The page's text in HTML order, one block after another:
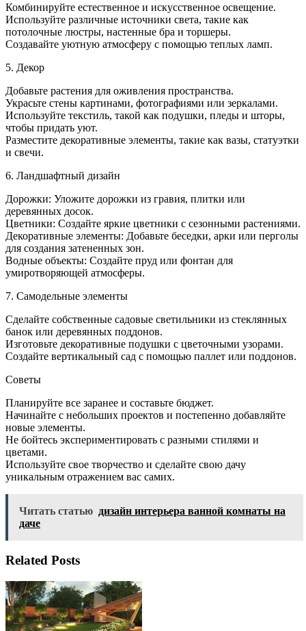
Комбинируйте естественное и искусственное освещение.
Используйте различные источники света, такие как
потолочные люстры, настенные бра и торшеры.
Создавайте уютную атмосферу с помощью теплых ламп.
5. Декор
Добавьте растения для оживления пространства.
Украсьте стены картинами, фотографиями или зеркалами.
Используйте текстиль, такой как подушки, пледы и шторы,
чтобы придать уют.
Разместите декоративные элементы, такие как вазы, статуэтки
и свечи.
6. Ландшафтный дизайн
Дорожки: Уложите дорожки из гравия, плитки или
деревянных досок.
Цветники: Создайте яркие цветники с сезонными растениями.
Декоративные элементы: Добавьте беседки, арки или перголы
для создания затененных зон.
Водные объекты: Создайте пруд или фонтан для
умиротворяющей атмосферы.
7. Самодельные элементы
Сделайте собственные садовые светильники из стеклянных
банок или деревянных поддонов.
Изготовьте декоративные подушки с цветочными узорами.
Создайте вертикальный сад с помощью паллет или поддонов.
Советы
Планируйте все заранее и составьте бюджет.
Начинайте с небольших проектов и постепенно добавляйте
новые элементы.
Не бойтесь экспериментировать с разными стилями и
цветами.
Используйте свое творчество и сделайте свою дачу
уникальным отражением вас самих.
Читать статью дизайн интерьера ванной комнаты на
даче
Related Posts